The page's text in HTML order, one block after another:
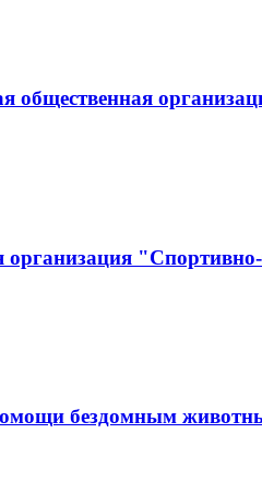
общественная
организация
бездомным